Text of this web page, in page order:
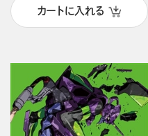
カートに入れる